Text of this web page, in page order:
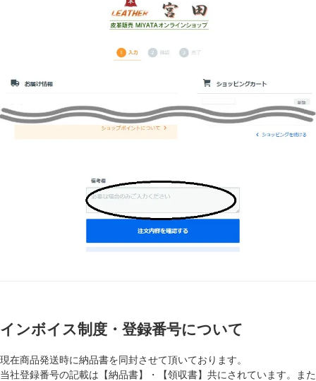
インボイス制度・登録番号について
現在商品発送時に納品書を同封させて頂いております。
当社登録番号の記載は【納品書】・【領収書】共にされています。また